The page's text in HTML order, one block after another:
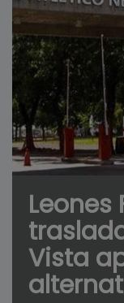
Leones
Vista